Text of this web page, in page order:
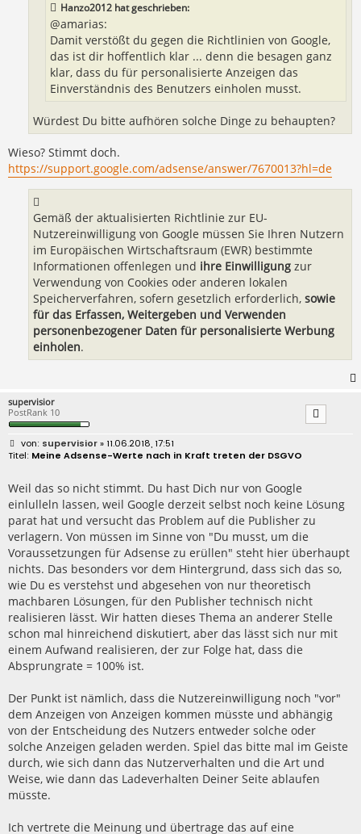
Hanzo2012 hat geschrieben:
@amarias:
Damit verstößt du gegen die Richtlinien von Google,
das ist dir hoffentlich klar ... denn die besagen ganz
klar, dass du für personalisierte Anzeigen das
Einverständnis des Benutzers einholen musst.
Würdest Du bitte aufhören solche Dinge zu behaupten?
Wieso? Stimmt doch.
https://support.google.com/adsense/answer/7670013?hl=de
Gemäß der aktualisierten Richtlinie zur EU-
Nutzereinwilligung von Google müssen Sie Ihren Nutzern
im Europäischen Wirtschaftsraum (EWR) bestimmte
Informationen offenlegen und ihre Einwilligung zur
Verwendung von Cookies oder anderen lokalen
Speicherverfahren, sofern gesetzlich erforderlich, sowie
für das Erfassen, Weitergeben und Verwenden
personenbezogener Daten für personalisierte Werbung
einholen.
supervisior
PostRank 10
B
e
r
a
g
supervisior» 11.06.2018, 17:51
Meine Adsense-Werte nach in Kraft treten der DSGVO
Weil das so nicht stimmt. Du hast Dich nur von Google
einlulleln lassen, weil Google derzeit selbst noch keine Lösung
parat hat und versucht das Problem auf die Publisher zu
verlagern. Von müssen im Sinne von "Du musst, um die
Voraussetzungen für Adsense zu erüllen" steht hier überhaupt
nichts. Das besonders vor dem Hintergrund, dass sich das so,
wie Du es verstehst und abgesehen von nur theoretisch
machbaren Lösungen, für den Publisher technisch nicht
realisieren lässt. Wir hatten dieses Thema an anderer Stelle
schon mal hinreichend diskutiert, aber das lässt sich nur mit
einem Aufwand realisieren, der zur Folge hat, dass die
Absprungrate = 100% ist.
Der Punkt ist nämlich, dass die Nutzereinwilligung noch "vor"
dem Anzeigen von Anzeigen kommen müsste und abhängig
von der Entscheidung des Nutzers entweder solche oder
solche Anzeigen geladen werden. Spiel das bitte mal im Geiste
durch, wie sich dann das Nutzerverhalten und die Art und
Weise, wie dann das Ladeverhalten Deiner Seite ablaufen
müsste.
Ich vertrete die Meinung und übertrage das auf eine